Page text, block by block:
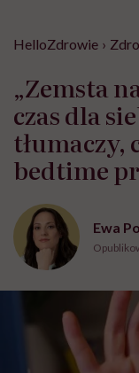
HelloZdrowie ›
„Zemsta
czas dla
tłumaczy,
bedtime
Ewa